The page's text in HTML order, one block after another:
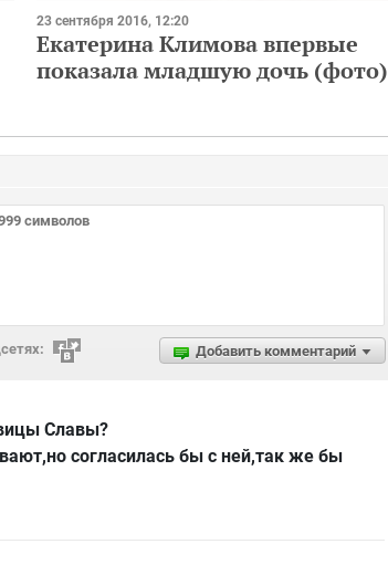
23 сентября 2016, 12:20
Екатерина Климова впервые
показала младшую дочь (фото)
Добавить комментарий
Славы?
согласилась бы с ней,так же бы